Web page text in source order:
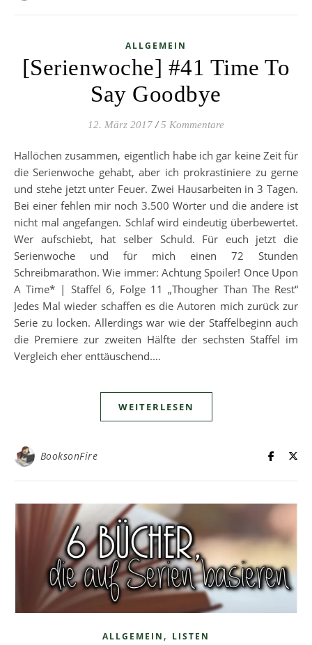
ALLGEMEIN
[Serienwoche] #41 Time To
Say Goodbye
12. März 2017 / 5 Kommentare
Hallöchen zusammen, eigentlich habe ich gar keine Zeit für
die Serienwoche gehabt, aber ich prokrastiniere zu gerne
und stehe jetzt unter Feuer. Zwei Hausarbeiten in 3 Tagen.
Bei einer fehlen mir noch 3.500 Wörter und die andere ist
nicht mal angefangen. Schlaf wird eindeutig überbewertet.
Wer aufschiebt, hat selber Schuld. Für euch jetzt die
Serienwoche und für mich einen 72 Stunden
Schreibmarathon. Wie immer: Achtung Spoiler! Once Upon
A Time* | Staffel 6, Folge 11 „Thougher Than The Rest“
Jedes Mal wieder schaffen es die Autoren mich zurück zur
Serie zu locken. Allerdings war wie der Staffelbeginn auch
die Premiere zur zweiten Hälfte der sechsten Staffel im
Vergleich eher enttäuschend.…
WEITERLESEN
BooksonFire
ALLGEMEIN , LISTEN